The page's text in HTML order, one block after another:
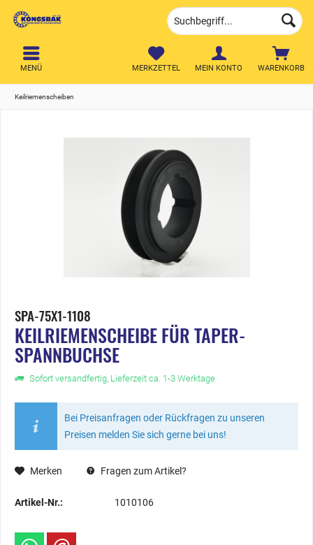
WARENKORB
MERKZETTEL MEIN KONTO
MENÜ
Keilriemenscheiben
SPA-75X1-1108
KEILRIEMENSCHEIBE FÜR TAPER-
SPANNBUCHSE
Sofort versandfertig, Lieferzeit ca. 1-3 Werktage
Bei Preisanfragen oder Rückfragen zu unseren
Preisen melden Sie sich gerne bei uns!
Merken Fragen zum Artikel?
Artikel-Nr.: 1010106